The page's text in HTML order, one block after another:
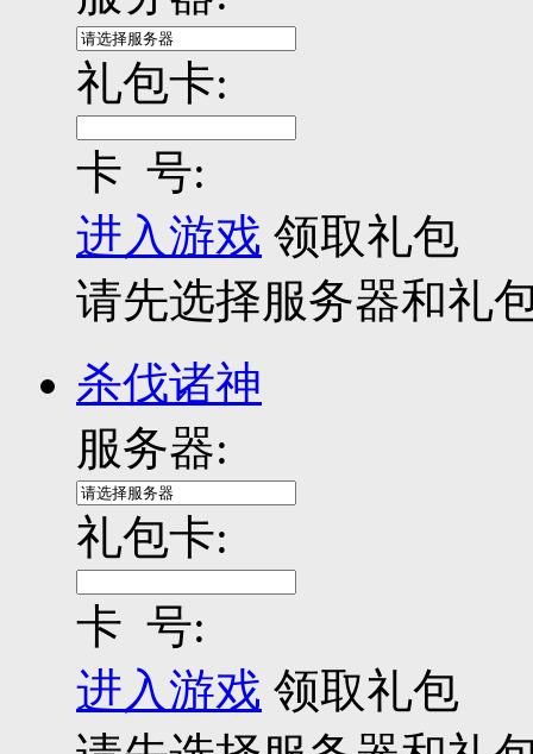
礼包卡:
卡 号:
进入游戏 领取礼包
请先选择服务器和礼
杀伐诸神
服务器:
礼包卡:
卡 号:
进入游戏 领取礼包